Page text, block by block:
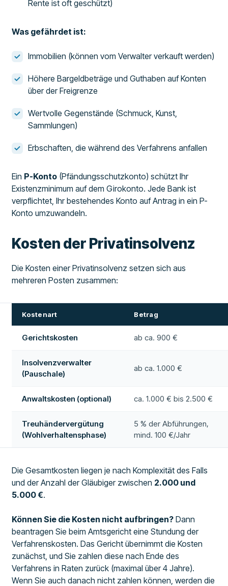
Rente ist oft geschützt)
Was gefährdet ist:
Immobilien (können vom Verwalter verkauft werden)
Höhere Bargeldbeträge und Guthaben auf Konten
über der Freigrenze
Wertvolle Gegenstände (Schmuck, Kunst,
Sammlungen)
Erbschaften, die während des Verfahrens anfallen
Ein P-Konto (Pfändungsschutzkonto) schützt Ihr
Existenzminimum auf dem Girokonto. Jede Bank ist
verpflichtet, Ihr bestehendes Konto auf Antrag in ein P-
Konto umzuwandeln.
Kosten der Privatinsolvenz
Die Kosten einer Privatinsolvenz setzen sich aus
mehreren Posten zusammen:
Kostenart Betrag
Gerichtskosten ab ca. 900 €
Insolvenzverwalter
(Pauschale)
ab ca. 1.000 €
Anwaltskosten (optional) ca. 1.000 € bis 2.500 €
Treuhändervergütung
(Wohlverhaltensphase)
5 % der Abführungen,
mind. 100 €/Jahr
Die Gesamtkosten liegen je nach Komplexität des Falls
und der Anzahl der Gläubiger zwischen 2.000 und
5.000 €.
Können Sie die Kosten nicht aufbringen? Dann
beantragen Sie beim Amtsgericht eine Stundung der
Verfahrenskosten. Das Gericht übernimmt die Kosten
zunächst, und Sie zahlen diese nach Ende des
Verfahrens in Raten zurück (maximal über 4 Jahre).
Wenn Sie auch danach nicht zahlen können, werden die